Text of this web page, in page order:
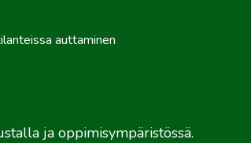
auttaminen
ja oppimisympäristössä.